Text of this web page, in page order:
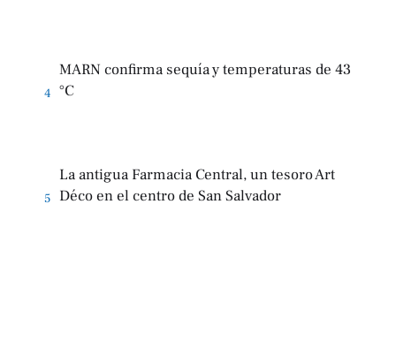
4
MARN confirma sequía y temperaturas de 43
°C
5
La antigua Farmacia Central, un tesoro Art
Déco en el centro de San Salvador